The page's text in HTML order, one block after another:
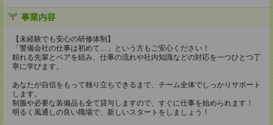
事業内容
【未経験でも安心の研修体制】
「警備会社の仕事は初めて…」という方もご安心ください！
頼れる先輩とペアを組み、仕事の流れや社内知識などの対応を一つひとつ丁
寧に学びます。
あなたが自信をもって独り立ちできるまで、チーム全体でしっかりサポート
します。
制服や必要な装備品も全て貸与しますので、すぐに仕事を始められます！
明るく風通しの良い職場で、新しいスタートをしましょう！